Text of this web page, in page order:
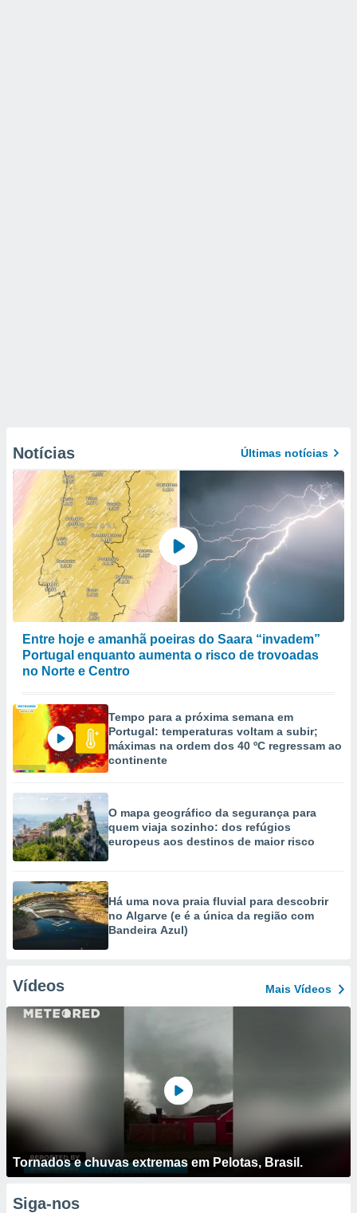
Notícias Últimas notícias
Entre hoje e amanhã poeiras do Saara “invadem”
Portugal enquanto aumenta o risco de trovoadas
no Norte e Centro
Tempo para a próxima semana em
Portugal: temperaturas voltam a subir;
máximas na ordem dos 40 ºC regressam ao
continente
O mapa geográfico da segurança para
quem viaja sozinho: dos refúgios
europeus aos destinos de maior risco
Há uma nova praia fluvial para descobrir
no Algarve (e é a única da região com
Bandeira Azul)
Vídeos Mais Vídeos
Tornados e chuvas extremas em Pelotas, Brasil.
Siga-nos